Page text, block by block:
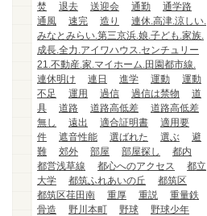
焚
退去 送迎会 通勤
通学路
通風
速完 造り
連休.高津.涼しい.
みなとみらい.第三京浜.娘.子ども.家族.
成長.全力.アイワハウス.センチュリー
21.不動産.家.マイホーム.田園都市線.
連休明け
連日 進学 運動
運動
不足
運用 過信 過信は禁物
道
具
道路 道路高低差
道路高低差
無し
遠出 適合証明書
適用要
件
遮音性能 選ばれた 選ぶ
避
難
郊外 部屋 部屋探し
都内
都営浅草線
都心へのアクセス
都立
大学
都筑ふれあいの丘
都筑区
都筑区荏田南
重厚 重説
重量鉄
骨造
野川本町 野球
野球少年